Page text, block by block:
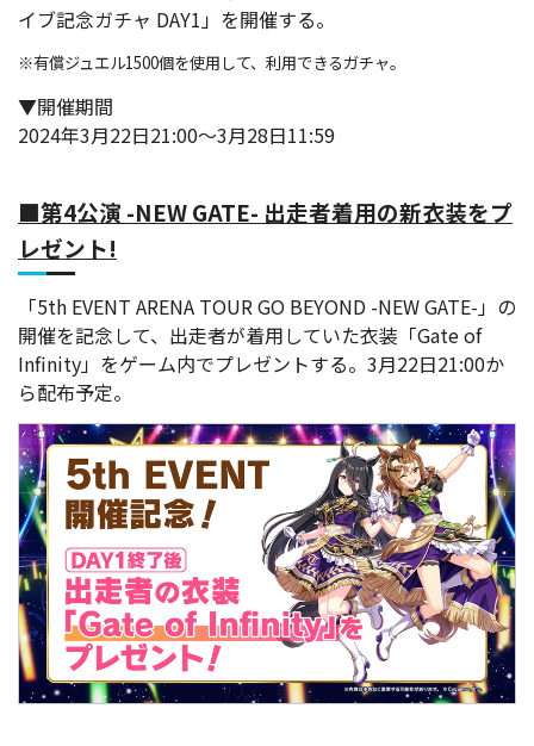
イブ記念ガチャ DAY1」を開催する。
※有償ジュエル1500個を使用して、利用できるガチャ。
▼開催期間
2024年3月22日21:00～3月28日11:59
■第4公演 -NEW GATE- 出走者着用の新衣装をプ
レゼント!
「5th EVENT ARENA TOUR GO BEYOND -NEW GATE-」の
開催を記念して、出走者が着用していた衣装「Gate of
Infinity」をゲーム内でプレゼントする。3月22日21:00か
ら配布予定。